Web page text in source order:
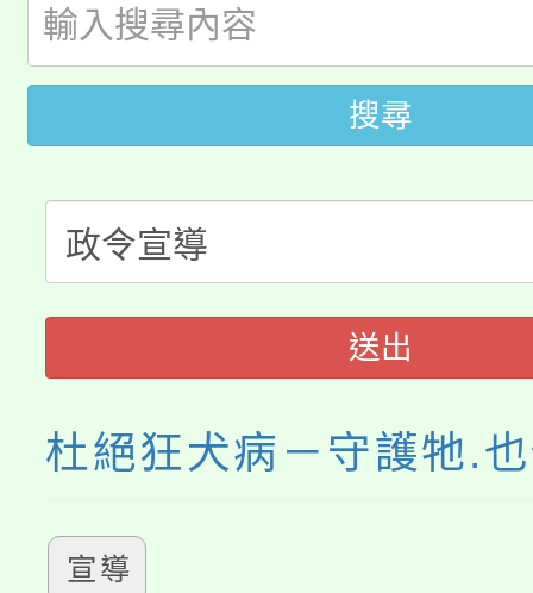
開!
115年桃園市運動會8/
田徑場及游泳池舉行。
桃園市低收入戶享有免
視費優惠，中低收入戶
半價優惠，詳情可洽有
者。
大園自造教育及科技中
份教師增能研習
大溪自造教育及科技中
份教師研習
淨零綠生活教案入校路
會
115年食農教育專業人
程
搜尋
送出
杜絕狂犬病－守護牠.
宣導